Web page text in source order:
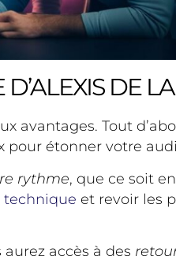
DE
Tout
pour étonner votre
rythme, que ce soit
technique et revoir les
accès à des